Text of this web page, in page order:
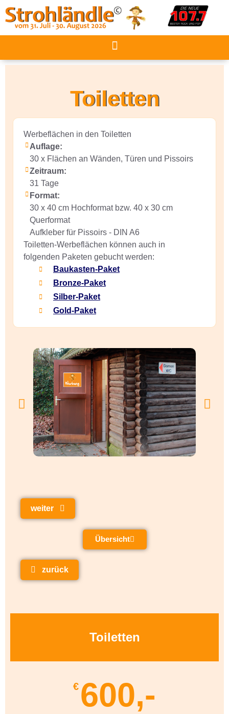
Toiletten
Werbeflächen in den Toiletten
Auflage:
30 x Flächen an Wänden, Türen und Pissoirs
Zeitraum:
31 Tage
Format:
30 x 40 cm Hochformat bzw. 40 x 30 cm
Querformat
Aufkleber für Pissoirs - DIN A6
Toiletten-Werbeflächen können auch in
folgenden Paketen gebucht werden:
Baukasten-Paket
Bronze-Paket
Silber-Paket
Gold-Paket
zurück
Übersicht
weiter
Toiletten
€ 600,-